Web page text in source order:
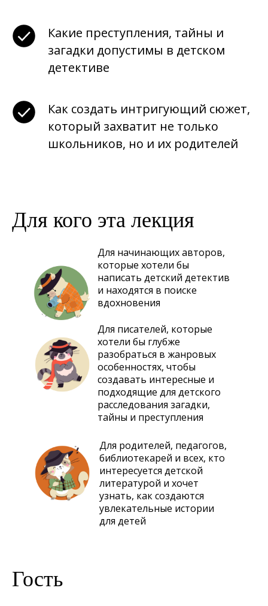
Какие преступления, тайны и
загадки допустимы в детском
детективе
Как создать интригующий сюжет,
который захватит не только
школьников, но и их родителей
Для кого эта лекция
Для начинающих авторов,
которые хотели бы
написать детский детектив
и находятся в поиске
вдохновения
Для писателей, которые
хотели бы глубже
разобраться в жанровых
особенностях, чтобы
создавать интересные и
подходящие для детского
расследования загадки,
тайны и преступления
Для родителей, педагогов,
библиотекарей и всех, кто
интересуется детской
литературой и хочет
узнать, как создаются
увлекательные истории
для детей
Гость